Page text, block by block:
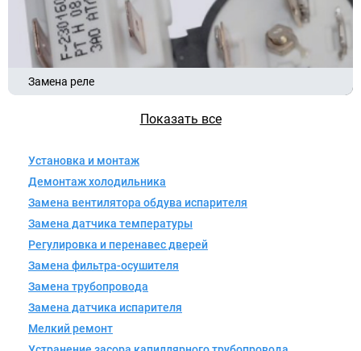
Замена реле
Показать все
Установка и монтаж
Демонтаж холодильника
Замена вентилятора обдува испарителя
Замена датчика температуры
Регулировка и перенавес дверей
Замена фильтра-осушителя
Замена трубопровода
Замена датчика испарителя
Мелкий ремонт